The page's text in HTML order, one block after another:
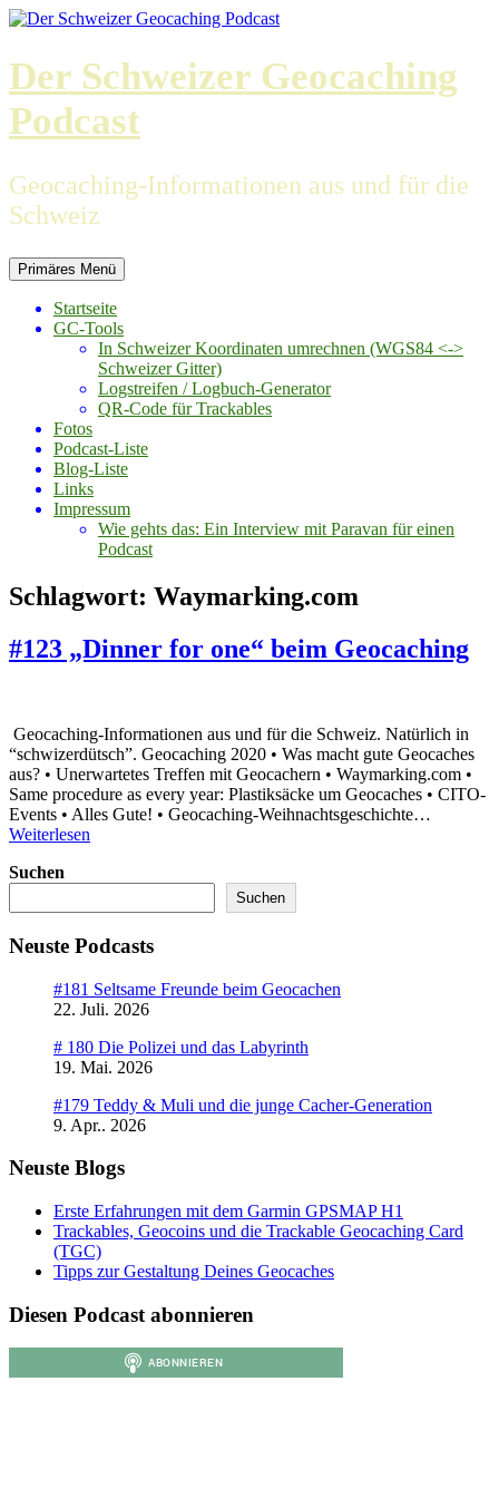
Zum
Der Schweizer Geocaching
Podcast
Geocaching-Informationen aus und für die
Schweiz
Primäres Menü
Startseite
GC-Tools
In Schweizer Koordinaten umrechnen (WGS84 <->
Schweizer Gitter)
Logstreifen / Logbuch-Generator
QR-Code für Trackables
Fotos
Podcast-Liste
Blog-Liste
Links
Impressum
Wie gehts das: Ein Interview mit Paravan für einen
Podcast
Schlagwort: Waymarking.com
#123 „Dinner for one“ beim Geocaching
Geocaching-Informationen aus und für die Schweiz. Natürlich in
“schwizerdütsch”. Geocaching 2020 • Was macht gute Geocaches
aus? • Unerwartetes Treffen mit Geocachern • Waymarking.com •
Same procedure as every year: Plastiksäcke um Geocaches • CITO-
Events • Alles Gute! • Geocaching-Weihnachtsgeschichte…
Weiterlesen
beim
Suchen
Suchen
Neuste Podcasts
#181 Seltsame Freunde beim Geocachen
22. Juli. 2026
# 180 Die Polizei und das Labyrinth
19. Mai. 2026
#179 Teddy & Muli und die junge Cacher-Generation
9. Apr.. 2026
Neuste Blogs
Erste Erfahrungen mit dem Garmin GPSMAP H1
Trackables, Geocoins und die Trackable Geocaching Card
(TGC)
Tipps zur Gestaltung Deines Geocaches
Diesen Podcast abonnieren